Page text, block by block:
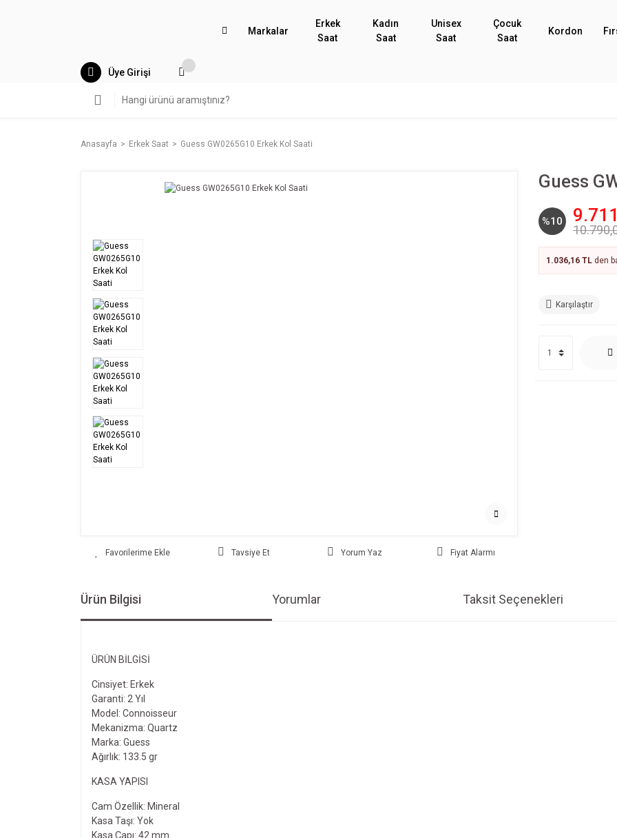
Markalar
Erkek
Saat
Kadın
Saat
Unisex
Saat
Çocuk
Saat
Kordon
Üye Girişi
Anasayfa Erkek Saat Guess GW0265G10 Erkek Kol Saati
Tavsiye Et Yorum Yaz Fiyat Alarmı
Guess
%10
1.036,16 TL den
Karşılaştır
Ürün Bilgisi Yorumlar Taksit Seçenekleri
ÜRÜN BILGISI
Cinsiyet: Erkek
Garanti: 2 Yıl
Model: Connoisseur
Mekanizma: Quartz
Marka: Guess
Ağırlık: 133.5 gr
KASA YAPISI
Cam Özellik: Mineral
Kasa Taşı: Yok
Kasa Çapı: 42 mm